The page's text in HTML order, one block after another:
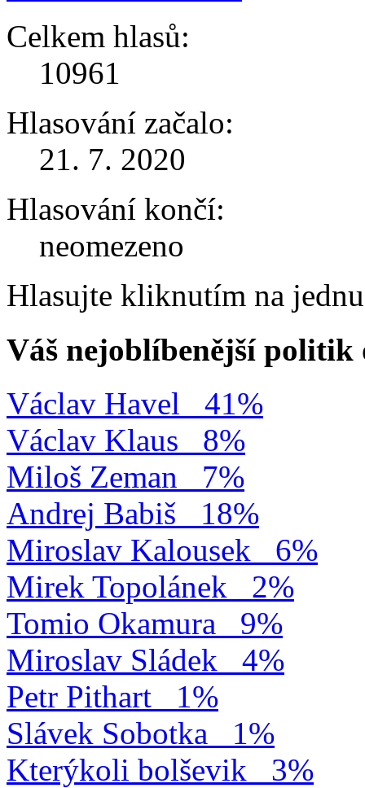
Celkem hlasů:
10961
Hlasování začalo:
21. 7. 2020
Hlasování končí:
neomezeno
Hlasujte kliknutím na
Váš nejoblíbenější politik
Václav Havel
41%
Václav Klaus
8%
Miloš Zeman
7%
Andrej Babiš
18%
Miroslav Kalousek
6%
Mirek Topolánek
2%
Tomio Okamura
9%
Miroslav Sládek
4%
Petr Pithart
1%
Slávek Sobotka
1%
Kterýkoli bolševik
3%